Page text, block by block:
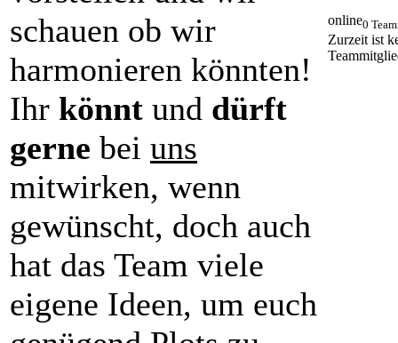
schauen ob wir
harmonieren könnten!
Ihr könnt und dürft
gerne bei uns
mitwirken, wenn
gewünscht, doch auch
hat das Team viele
eigene Ideen, um euch
online0
Zurzeit ist